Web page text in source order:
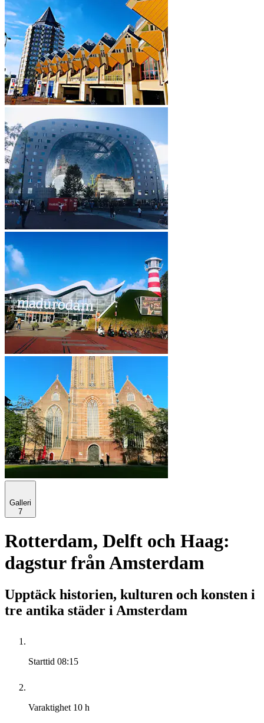
Galleri
7
Rotterdam, Delft och Haag:
dagstur från Amsterdam
Upptäck historien, kulturen och konsten i
tre antika städer i Amsterdam
Starttid 08:15
Varaktighet 10 h